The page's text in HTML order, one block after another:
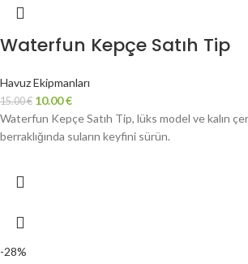
Waterfun Kepçe Satıh Tip
Havuz Ekipmanları
15.00€ 10.00€
Waterfun Kepçe Satıh Tip, lüks model ve kalın
berraklığında suların keyfini sürün.
-28%